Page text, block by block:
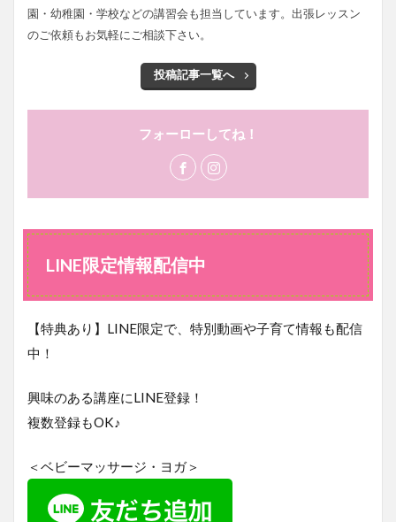
園・幼稚園・学校などの講習会も担当しています。出張レッスン
のご依頼もお気軽にご相談下さい。
投稿記事一覧へ
フォーローしてね！
LINE限定情報配信中
【特典あり】LINE限定で、特別動画や子育て情報も配信
中！
興味のある講座にLINE登録！
複数登録もOK♪
＜ベビーマッサージ・ヨガ＞